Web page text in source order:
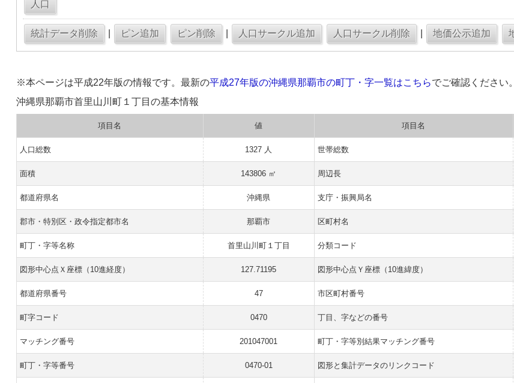
※本ページは平成22年版の情報です。最新の平成27年版の沖縄県那覇市の町丁・字一覧はこちらでご確認ください。
沖縄県那覇市首里山川町１丁目の基本情報
項目名 値 項目名
人口総数 1327 人 世帯総数
面積 143806 ㎡ 周辺長
都道府県名 沖縄県 支庁・振興局名
郡市・特別区・政令指定都市名 那覇市 区町村名
町丁・字等名称 首里山川町１丁目 分類コード
図形中心点Ｘ座標（10進経度） 127.71195 図形中心点Ｙ座標（10進緯度）
都道府県番号 47 市区町村番号
町字コード 0470 丁目、字などの番号
マッチング番号 201047001 町丁・字等別結果マッチング番号
町丁・字等番号 0470-01 図形と集計データのリンクコード